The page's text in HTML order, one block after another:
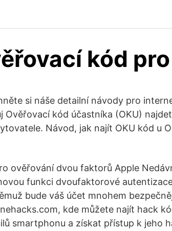
kód
si náše detailní návody pro
Ověřovací kód účastníka (OKU)
Návod, jak najít OKU kód u
ověřování dvou faktorů Apple
funkci dvoufaktorové
bude váš účet mnohem
kde můžete najít hack
smartphonu a získat přístup k jeho